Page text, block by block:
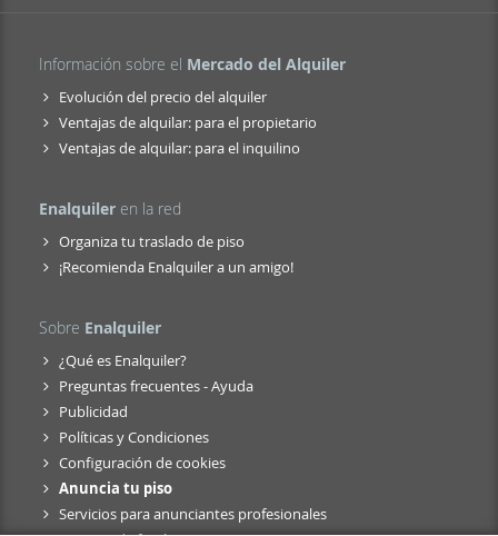
Información sobre el Mercado del Alquiler
Evolución del precio del alquiler
Ventajas de alquilar: para el propietario
Ventajas de alquilar: para el inquilino
Enalquiler en la red
Organiza tu traslado de piso
¡Recomienda Enalquiler a un amigo!
Sobre Enalquiler
¿Qué es Enalquiler?
Preguntas frecuentes - Ayuda
Publicidad
Políticas y Condiciones
Configuración de cookies
Anuncia tu piso
Servicios para anunciantes profesionales